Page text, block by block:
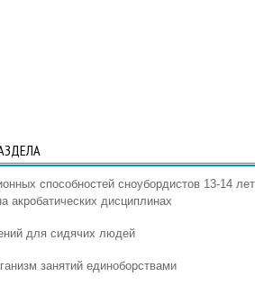
способностей сноубордистов 13-14
акробатических дисциплинах
для сидячих людей
занятий единоборствами